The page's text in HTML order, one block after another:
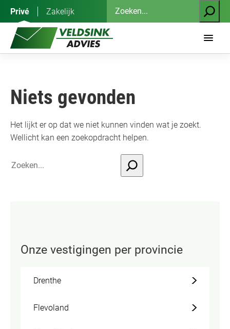
inhoud
Privé Zakelijk
Zoeken
Niets gevonden
Het lijkt er op dat we niet kunnen vinden wat je zoekt.
Wellicht kan een zoekopdracht helpen.
Search
Onze vestigingen per provincie
Drenthe
Flevoland